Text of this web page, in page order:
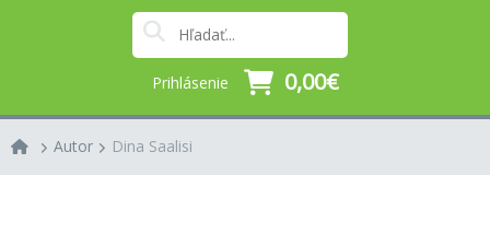
Prihlásenie 0,00€
Autor Dina Saalisi